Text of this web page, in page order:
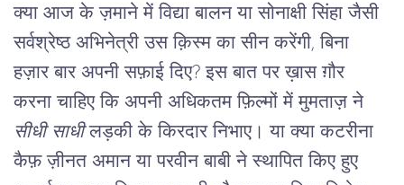
क्या आज के ज़माने में विद्या बालन या सोनाक्षी सिंहा जैसी
सर्वश्रेष्ठ अभिनेत्री उस क़िस्म का सीन करेंगी, बिना
हज़ार बार अपनी सफ़ाई दिए? इस बात पर ख़ास ग़ौर
करना चाहिए कि अपनी अधिकतम फ़िल्मों में मुमताज़ ने
सीधी साधी लड़की के किरदार निभाए। या क्या कटरीना
कैफ़ ज़ीनत अमान या परवीन बाबी ने स्थापित किए हुए